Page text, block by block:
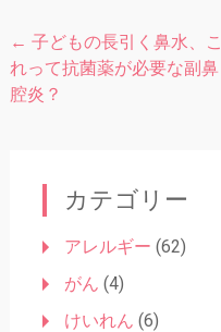
投
稿
← 子どもの長引く鼻水、こ
れって抗菌薬が必要な副鼻
腔炎？
カテゴリー
アレルギー (62)
がん (4)
けいれん (6)